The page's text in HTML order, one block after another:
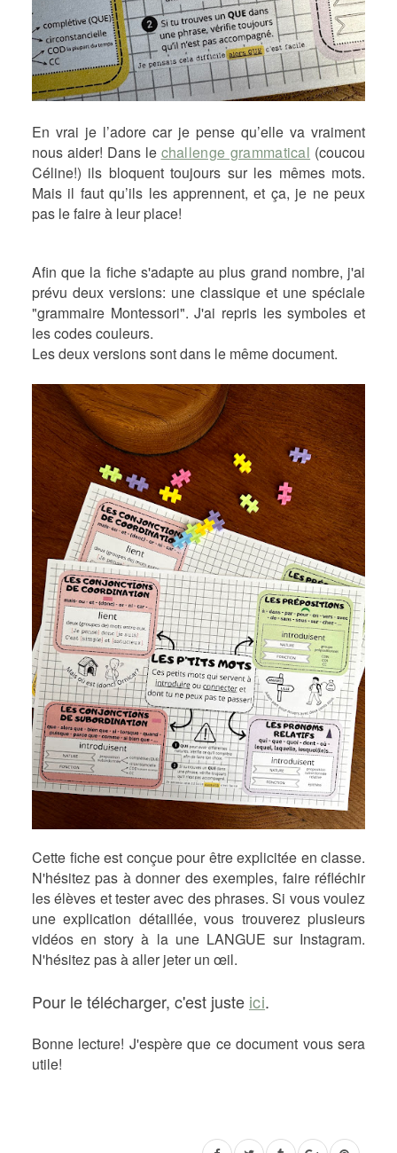
En vrai je l’adore car je pense qu’elle va vraiment
nous aider! Dans le challenge grammatical (coucou
Céline!) ils bloquent toujours sur les mêmes mots.
Mais il faut qu’ils les apprennent, et ça, je ne peux
pas le faire à leur place!
Afin que la fiche s'adapte au plus grand nombre, j'ai
prévu deux versions: une classique et une spéciale
"grammaire Montessori". J'ai repris les symboles et
les codes couleurs.
Les deux versions sont dans le même document.
Cette fiche est conçue pour être explicitée en classe.
N'hésitez pas à donner des exemples, faire réfléchir
les élèves et tester avec des phrases. Si vous voulez
une explication détaillée, vous trouverez plusieurs
vidéos en story à la une LANGUE sur Instagram.
N'hésitez pas à aller jeter un œil.
Pour le télécharger, c'est juste ici.
Bonne lecture! J'espère que ce document vous sera
utile!